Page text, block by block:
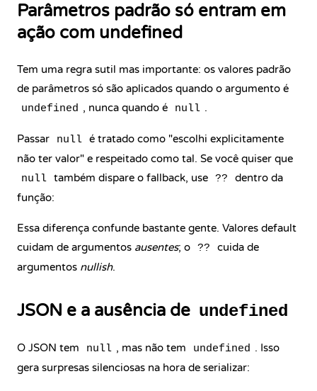
Parâmetros padrão só entram em
ação com undefined
Tem uma regra sutil mas importante: os valores padrão
de parâmetros só são aplicados quando o argumento é
undefined , nunca quando é null .
Passar null é tratado como "escolhi explicitamente
não ter valor" e respeitado como tal. Se você quiser que
null também dispare o fallback, use ??
dentro da
função:
Essa diferença confunde bastante gente. Valores default
cuidam de argumentos ausentes; o ??
cuida de
argumentos nullish.
JSON e a ausência de undefined
O JSON tem null , mas não tem undefined . Isso
gera surpresas silenciosas na hora de serializar: